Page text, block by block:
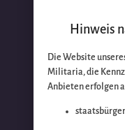
Hinweis
Die Website
Militaria, die
Anbieten erfolgen